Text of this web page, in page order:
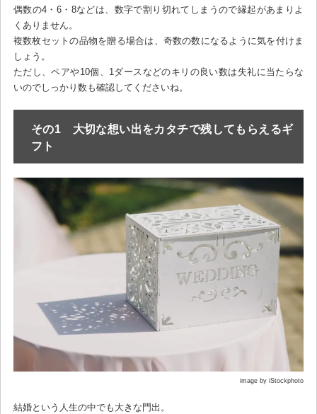
偶数の4・6・8などは、数字で割り切れてしまうので縁起があまりよ
くありません。
複数枚セットの品物を贈る場合は、奇数の数になるように気を付けま
しょう。
ただし、ペアや10個、1ダースなどのキリの良い数は失礼に当たらな
いのでしっかり数も確認してくださいね。
その1 大切な想い出をカタチで残してもらえるギ
フト
image by iStockphoto
結婚という人生の中でも大きな門出。